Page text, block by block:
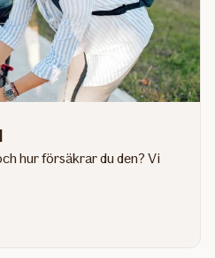
hur försäkrar du den? Vi